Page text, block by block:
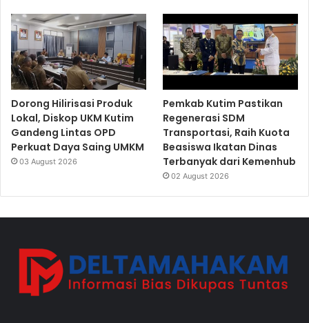
Dorong Hilirisasi Produk
Lokal, Diskop UKM Kutim
Gandeng Lintas OPD
Perkuat Daya Saing UMKM
03 August 2026
Pemkab Kutim Pastikan
Regenerasi SDM
Transportasi, Raih Kuota
Beasiswa Ikatan Dinas
Terbanyak dari Kemenhub
02 August 2026